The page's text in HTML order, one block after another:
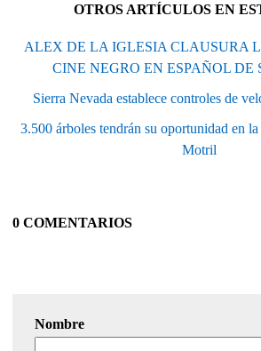
OTROS ARTÍCULOS EN
ALEX DE LA IGLESIA CLAUSURA
CINE NEGRO EN ESPAÑOL DE
Sierra Nevada establece controles de
3.500 árboles tendrán su oportunidad en
Motril
0 COMENTARIOS
Nombre